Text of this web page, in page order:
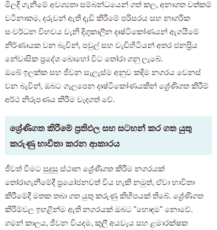
මිලදී ගැනීමේ අවශ්‍යතා සම්බන්ධයෙන් ගත් කල, අනාගත වත්කම්
වටිනාකම, දරුවන් ඇති දැඩි කිරීමේ පරිසරය සහ නාගරික
සංවර්ධන විභවය වැනි දිගුකාලීන දෘෂ්ටිකෝණයන් ඇගයීමේ
නිර්ණායක වන බැවින්, පවුල් සහ වැඩිහිටියන් අතර ජනප්‍රිය
නේවාසික ප්‍රදේශ බොහෝ විට තෝරා ගනු ලැබේ.
ඔබේ ඉලක්ක සහ ජීවන සැලැස්ම අනුව කදිම නගරය වෙනස්
වන බැවින්, ඔබට ගැලපෙන දෘෂ්ටිකෝණයකින් ශ්‍රේණිගත කිරීම්
අර්ථ නිරූපණය කිරීම වැදගත් වේ.
ශ්‍රේණිගත කිරීමේ ප්‍රතිඵල සහ සටහන් කර ගත යුතු
කරුණු භාවිතා කරන ආකාරය
ජීවත් වීමට සුදුසු ස්ථාන ශ්‍රේණිගත කිරීම නගරයක්
තෝරාගැනීමේදී ප්‍රයෝජනවත් විය හැකි නමුත්, ඒවා භාවිතා
කිරීමේදී මතක තබා ගත යුතු කරුණු කිහිපයක් තිබේ. ශ්‍රේණිගත
කිරීම්වල ඉහළින්ම ඇති නගරයක් ඔබට "හොඳම" නොවේ.
ගමන් කාලය, ජීවන වියදම, කුලී අයවැය සහ ළමාරක්ෂක